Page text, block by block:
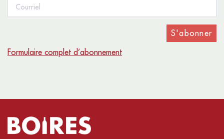
S'abonner
Formulaire complet d’abonnement